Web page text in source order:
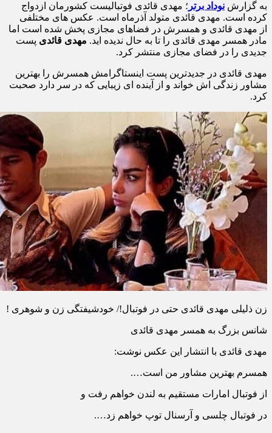
به گزارش نوداد برتر ؛ مهدی قائدی فوتبالیست کشورمان ازدواج
کرده است. مهدی قائدی متولد آذرماه است. عکس های مختلفی
از مهدی قائدی و همسرش در فضاهای مجازی پخش شده است اما
مادر همسر مهدی قائدی را تا به حال ندیده اید. مهدی قائدی پست
جدیدی را در فضای مجازی منتشر کرد.
مهدی قائدی در جدیدترین پست اینستاگرامش همسرش را بهترین
مشاور زندگی اش خواند و از آینده ای زیبایی که در سر دارد صحبت
کرد.
زن ذلیلی مهدی قائدی حتی در فوتبال!/ خودشیفتگی زن و شوهری !
شانس بزرگ به همسر مهدی قائدی
مهدی قائدی با انتشار این عکس نوشت:
همسرم بهترین مشاور من است….
از فوتبال امارات مستقیم به لندن خواهم رفت و
در فوتبال چلسی و آرسنال توپ خواهم زد….